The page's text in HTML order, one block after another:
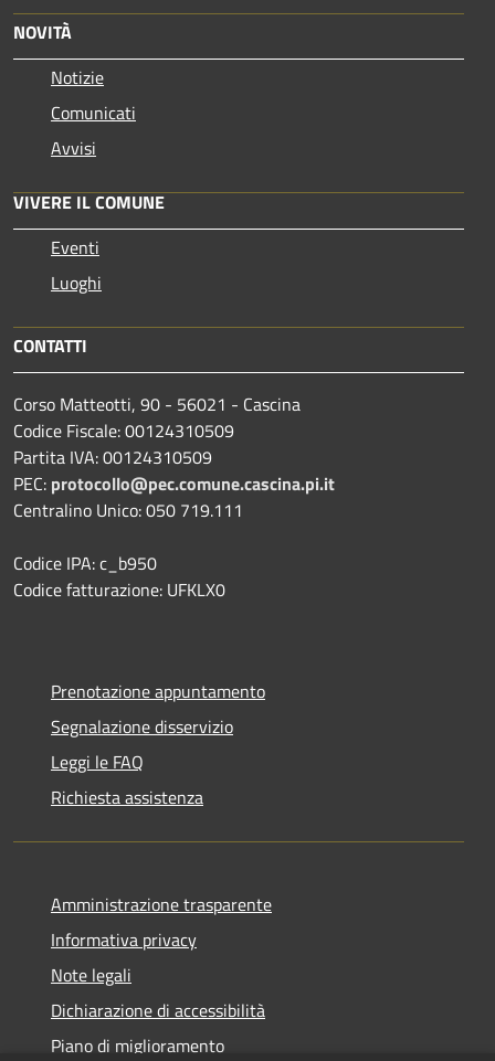
NOVITÀ
Notizie
Comunicati
Avvisi
VIVERE IL COMUNE
Eventi
Luoghi
CONTATTI
Corso Matteotti, 90 - 56021 - Cascina
Codice Fiscale: 00124310509
Partita IVA: 00124310509
PEC: protocollo@pec.comune.cascina.pi.it
Centralino Unico: 050 719.111
Codice IPA: c_b950
Codice fatturazione: UFKLX0
Prenotazione appuntamento
Segnalazione disservizio
Leggi le FAQ
Richiesta assistenza
Amministrazione trasparente
Informativa privacy
Note legali
Dichiarazione di accessibilità
Piano di miglioramento